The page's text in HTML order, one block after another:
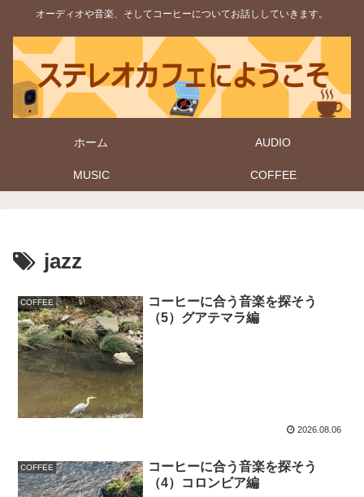
オーディオや音楽、そしてコーヒーについてお話ししていきます。
ホーム AUDIO
MUSIC COFFEE
jazz
COFFEE
コーヒーに合う音楽を探そう
（5）グアテマラ編
2026.08.06
COFFEE
コーヒーに合う音楽を探そう
（4）コロンビア編